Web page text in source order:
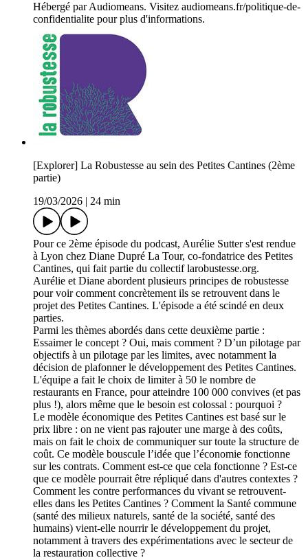
Hébergé par Audiomeans. Visitez audiomeans.fr/politique-de-
confidentialite pour plus d'informations.
[Explorer] La Robustesse au sein des Petites Cantines (2ème
partie)
19/03/2026
24 min
Pour ce 2ème épisode du podcast, Aurélie Sutter s'est rendue
à Lyon chez Diane Dupré La Tour, co-fondatrice des Petites
Cantines, qui fait partie du collectif larobustesse.org.
Aurélie et Diane abordent plusieurs principes de robustesse
pour voir comment concrètement ils se retrouvent dans le
projet des Petites Cantines. L'épisode a été scindé en deux
parties.
Parmi les thèmes abordés dans cette deuxième partie :
Essaimer le concept ? Oui, mais comment ? D’un pilotage par
objectifs à un pilotage par les limites, avec notamment la
décision de plafonner le développement des Petites Cantines.
L'équipe a fait le choix de limiter à 50 le nombre de
restaurants en France, pour atteindre 100 000 convives (et pas
plus !), alors même que le besoin est colossal : pourquoi ?
Le modèle économique des Petites Cantines est basé sur le
prix libre : on ne vient pas rajouter une marge à des coûts,
mais on fait le choix de communiquer sur toute la structure de
coût. Ce modèle bouscule l’idée que l’économie fonctionne
sur les contrats. Comment est-ce que cela fonctionne ? Est-ce
que ce modèle pourrait être répliqué dans d'autres contextes ?
Comment les contre performances du vivant se retrouvent-
elles dans les Petites Cantines ? Comment la Santé commune
(santé des milieux naturels, santé de la société, santé des
humains) vient-elle nourrir le développement du projet,
notamment à travers des expérimentations avec le secteur de
la restauration collective ?